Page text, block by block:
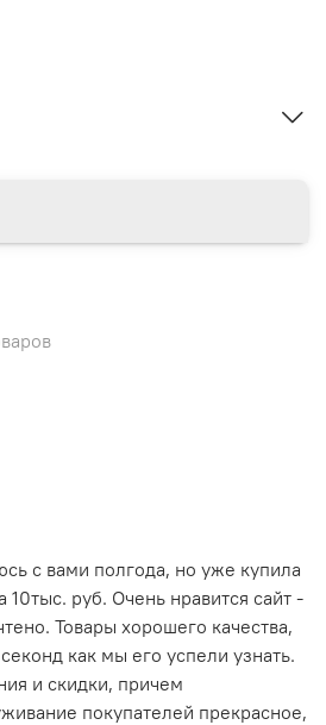
с вами полгода, но уже купила
10тыс. руб. Очень нравится сайт -
Товары хорошего качества,
как мы его успели узнать.
и скидки, причем
покупателей прекрасное,